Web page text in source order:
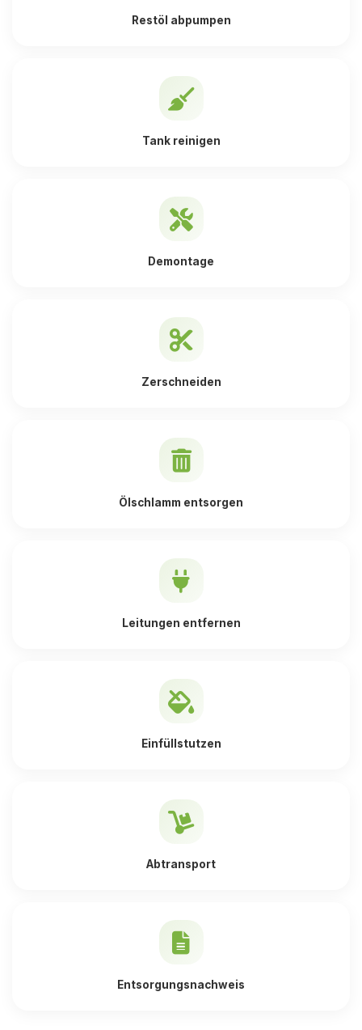
Restöl abpumpen
Tank reinigen
Demontage
Zerschneiden
Ölschlamm entsorgen
Leitungen entfernen
Einfüllstutzen
Abtransport
Entsorgungsnachweis